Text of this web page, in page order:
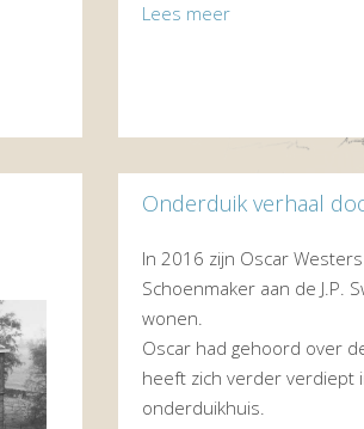
Lees meer
Onderduik verhaal
In 2016 zijn Oscar
Schoenmaker aan de J.P.
wonen.
Oscar had gehoord over
heeft zich verder verdiept
onderduikhuis.